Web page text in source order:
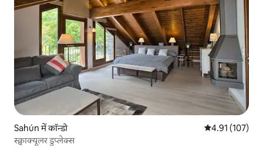
Sahún में कॉन्डो औसत रेटिंग 5 में से
4.91 (107)
स्क्वाक्यूलर डुप्लेक्स